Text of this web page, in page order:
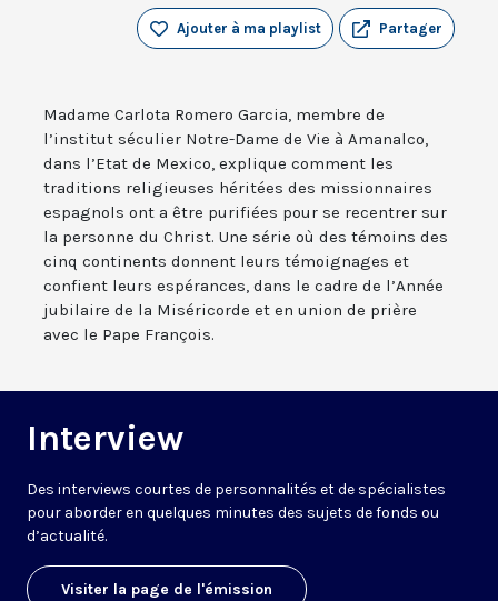
Partager
Ajouter à ma playlist
Madame Carlota Romero Garcia, membre de
l’institut séculier Notre-Dame de Vie à Amanalco,
dans l’Etat de Mexico, explique comment les
traditions religieuses héritées des missionnaires
espagnols ont a être purifiées pour se recentrer sur
la personne du Christ. Une série où des témoins des
cinq continents donnent leurs témoignages et
confient leurs espérances, dans le cadre de l’Année
jubilaire de la Miséricorde et en union de prière
avec le Pape François.
Interview
Des interviews courtes de personnalités et de spécialistes
pour aborder en quelques minutes des sujets de fonds ou
d’actualité.
Visiter la page de l'émission